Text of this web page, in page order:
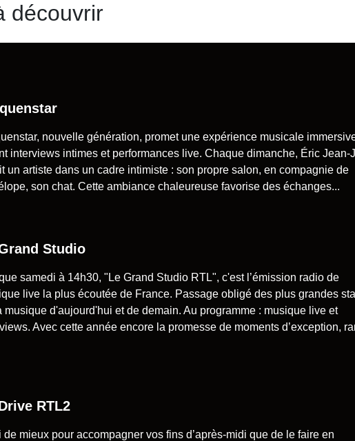
découvrir
nouvelle génération, promet une expérience musicale
interviews intimes et performances live. Chaque dimanche, Éric Jean-
un artiste dans un cadre intimiste : son propre salon, en compagnie de
son chat. Cette ambiance chaleureuse favorise des échanges...
Studio
samedi à 14h30, "Le Grand Studio RTL", c'est l’émission radio de
live la plus écoutée de France. Passage obligé des plus grandes
musique d'aujourd'hui et de demain. Au programme : musique live et
Avec cette année encore la promesse de moments d’exception,
RTL2
de mieux pour accompagner vos fins d’après-midi que de le faire en